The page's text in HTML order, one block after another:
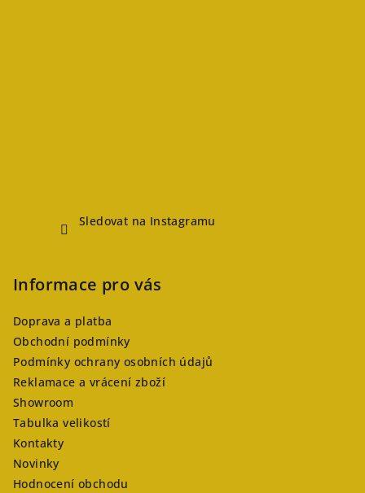
Sledovat na Instagramu
Informace pro vás
Doprava a platba
Obchodní podmínky
Podmínky ochrany osobních údajů
Reklamace a vrácení zboží
Showroom
Tabulka velikostí
Kontakty
Novinky
Hodnocení obchodu